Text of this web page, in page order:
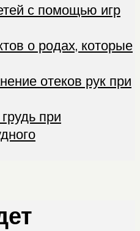
с помощью игр
о родах, которые
отеков рук при
при